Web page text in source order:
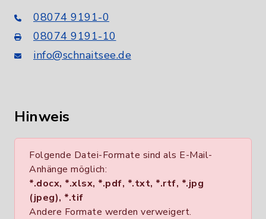
08074 9191-0
08074 9191-10
info@schnaitsee.de
Hinweis
Folgende Datei-Formate sind als E-Mail-
Anhänge möglich:
*.docx, *.xlsx, *.pdf, *.txt, *.rtf, *.jpg
(jpeg), *.tif
Andere Formate werden verweigert.